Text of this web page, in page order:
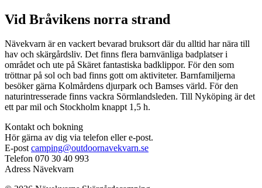
Vid Bråvikens norra strand
Nävekvarn är en vackert bevarad bruksort där du alltid har nära till
hav och skärgårdsliv. Det finns flera barnvänliga badplatser i
området och ute på Skäret fantastiska badklippor. För den som
tröttnar på sol och bad finns gott om aktiviteter. Barnfamiljerna
besöker gärna Kolmårdens djurpark och Bamses värld. För den
naturintresserade finns vackra Sörmlandsleden. Till Nyköping är det
ett par mil och Stockholm knappt 1,5 h.
Kontakt och bokning
Hör gärna av dig via telefon eller e-post.
E-post camping@outdoornavekvarn.se
Telefon 070 30 40 993
Adress Nävekvarn